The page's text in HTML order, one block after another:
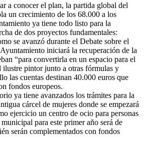
a conocer el plan, la partida global del
un crecimiento de los 68.000 a los
ya tiene todo listo para la
de dos proyectos fundamentales:
se avanzó durante el Debate sobre el
iniciará la recuperación de la
“para convertirla en un espacio para el
ilustre pintor junto a otras fórmulas y
las cuentas destinan 40.000 euros que
fondos europeos.
ya tiene avanzados los trámites para la
cárcel de mujeres donde se empezará
ejercicio un centro de ocio para personas
para este primer año será de
serán complementados con fondos